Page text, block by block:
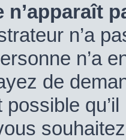
n’apparaît
n’a
n’a
de
possible